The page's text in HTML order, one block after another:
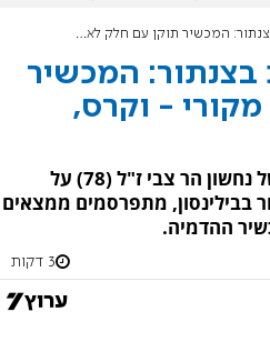
תוקן עם חלק לא מקורי - וקרס, נחשון נפטר
בצנתור: המכשיר
- וקרס,
כמעט חצי שנה לאחר מותו של נחשון הר צבי ז"ל (78) על
בבילינסון, מתפרסמים ממצאים
ההדמיה.
3 דקות